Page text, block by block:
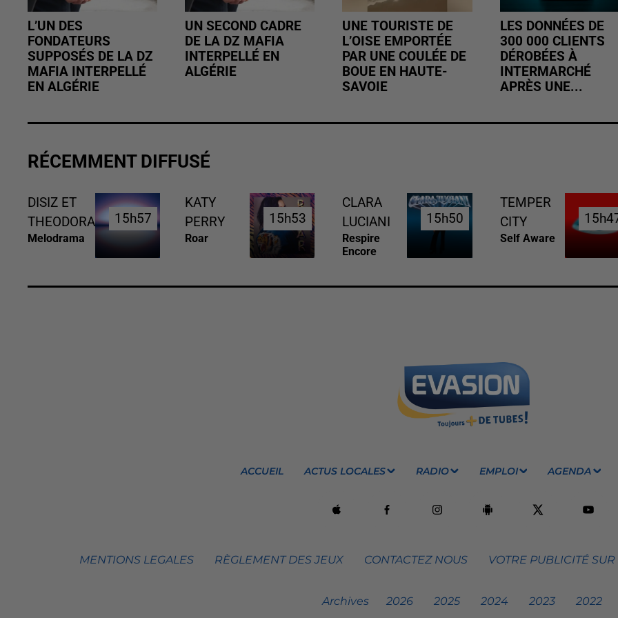
L’UN DES
FONDATEURS
SUPPOSÉS DE LA DZ
MAFIA INTERPELLÉ
EN ALGÉRIE
UN SECOND CADRE
DE LA DZ MAFIA
INTERPELLÉ EN
ALGÉRIE
UNE TOURISTE DE
L’OISE EMPORTÉE
PAR UNE COULÉE DE
BOUE EN HAUTE-
SAVOIE
LES DONNÉES DE
300 000 CLIENTS
DÉROBÉES À
INTERMARCHÉ
APRÈS UNE...
RÉCEMMENT DIFFUSÉ
DISIZ ET
THEODORA
Melodrama
15h57
15h57
KATY
PERRY
Roar
15h53
15h53
CLARA
LUCIANI
Respire
Encore
15h50
15h50
TEMPER
CITY
Self Aware
ACCUEIL ACTUS LOCALES RADIO EMPLOI AGENDA
MENTIONS LEGALES RÈGLEMENT DES JEUX CONTACTEZ NOUS VOTRE PUBLICITÉ
Archives 2026 2025 2024 2023 2022